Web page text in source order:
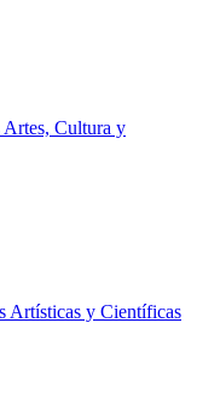
Cultura y
Artísticas y Científicas